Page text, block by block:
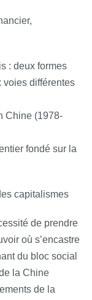
: deux formes
voies différentes
Chine (1978-
fondé sur la
capitalismes
de prendre
où s’encastre
du bloc social
la Chine
de la